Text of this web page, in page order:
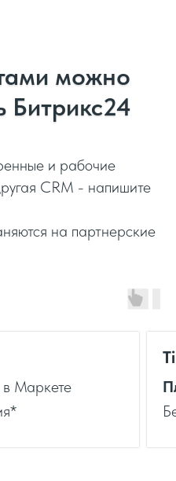
можно
Битрикс24
и рабочие
CRM - напишите
на партнерские
Маркете